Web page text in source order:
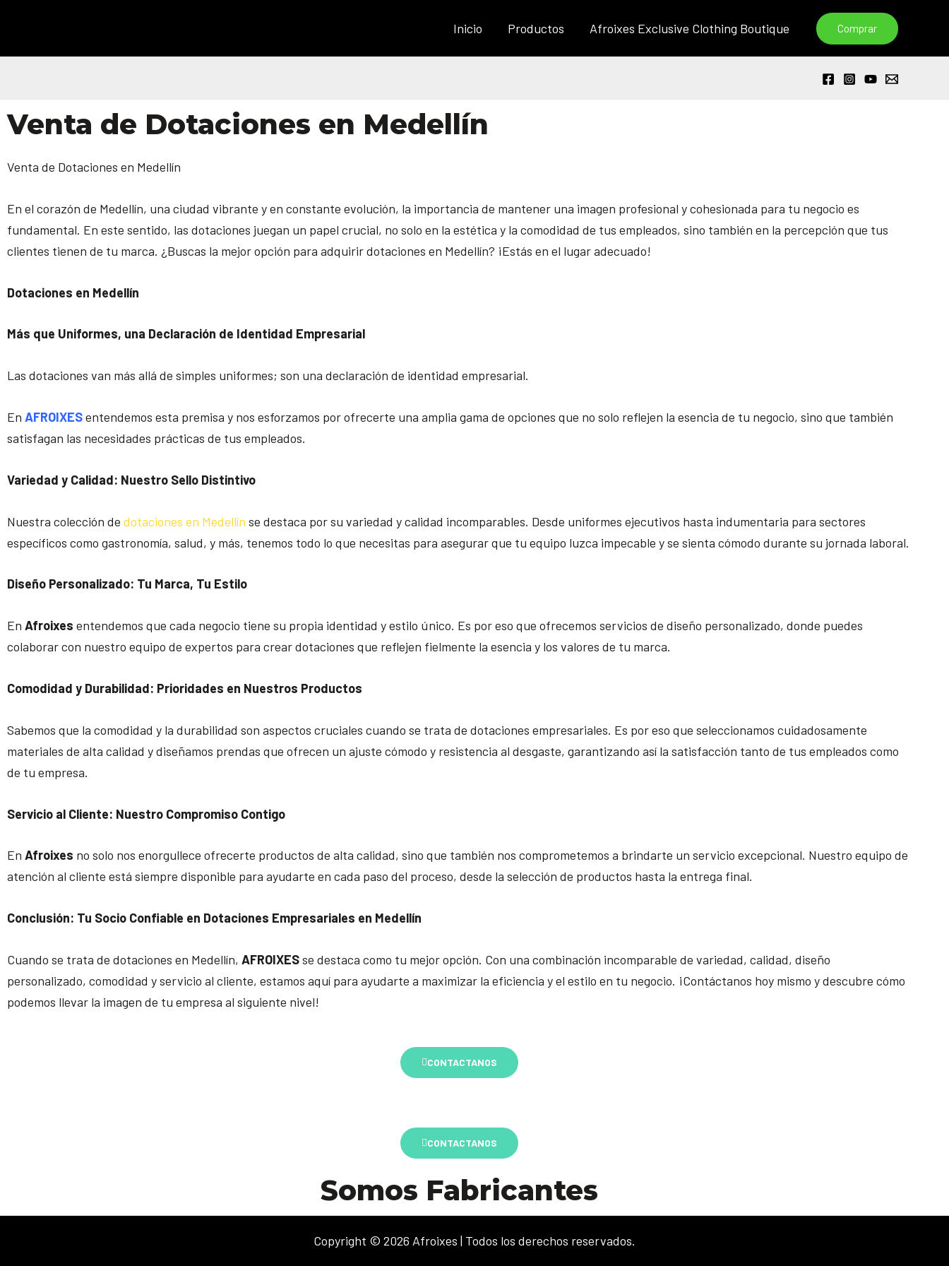
Inicio Productos Afroixes Exclusive Clothing Boutique Comprar
Venta de Dotaciones en Medellín
Venta de Dotaciones en Medellín
En el corazón de Medellín, una ciudad vibrante y en constante evolución, la importancia de mantener una imagen profesional y cohesionada para tu negocio es
fundamental. En este sentido, las dotaciones juegan un papel crucial, no solo en la estética y la comodidad de tus empleados, sino también en la percepción que tus
clientes tienen de tu marca. ¿Buscas la mejor opción para adquirir dotaciones en Medellín? ¡Estás en el lugar adecuado!
Dotaciones en Medellín
Más que Uniformes, una Declaración de Identidad Empresarial
Las dotaciones van más allá de simples uniformes; son una declaración de identidad empresarial.
En AFROIXESentendemos esta premisa y nos esforzamos por ofrecerte una amplia gama de opciones que no solo reflejen la esencia de tu negocio, sino que también
satisfagan las necesidades prácticas de tus empleados.
Variedad y Calidad: Nuestro Sello Distintivo
Nuestra colección de dotaciones en Medellín se destaca por su variedad y calidad incomparables. Desde uniformes ejecutivos hasta indumentaria para sectores
específicos como gastronomía, salud, y más, tenemos todo lo que necesitas para asegurar que tu equipo luzca impecable y se sienta cómodo durante su jornada laboral.
Diseño Personalizado: Tu Marca, Tu Estilo
En Afroixes entendemos que cada negocio tiene su propia identidad y estilo único. Es por eso que ofrecemos servicios de diseño personalizado, donde puedes
colaborar con nuestro equipo de expertos para crear dotaciones que reflejen fielmente la esencia y los valores de tu marca.
Comodidad y Durabilidad: Prioridades en Nuestros Productos
Sabemos que la comodidad y la durabilidad son aspectos cruciales cuando se trata de dotaciones empresariales. Es por eso que seleccionamos cuidadosamente
materiales de alta calidad y diseñamos prendas que ofrecen un ajuste cómodo y resistencia al desgaste, garantizando así la satisfacción tanto de tus empleados como
de tu empresa.
Servicio al Cliente: Nuestro Compromiso Contigo
En Afroixes no solo nos enorgullece ofrecerte productos de alta calidad, sino que también nos comprometemos a brindarte un servicio excepcional. Nuestro equipo de
atención al cliente está siempre disponible para ayudarte en cada paso del proceso, desde la selección de productos hasta la entrega final.
Conclusión: Tu Socio Confiable en Dotaciones Empresariales en Medellín
Cuando se trata de dotaciones en Medellín, AFROIXESse destaca como tu mejor opción. Con una combinación incomparable de variedad, calidad, diseño
personalizado, comodidad y servicio al cliente, estamos aquí para ayudarte a maximizar la eficiencia y el estilo en tu negocio. ¡Contáctanos hoy mismo y descubre cómo
podemos llevar la imagen de tu empresa al siguiente nivel!
CONTACTANOS
CONTACTANOS
Somos Fabricantes
Copyright © 2026 Afroixes | Todos los derechos reservados.